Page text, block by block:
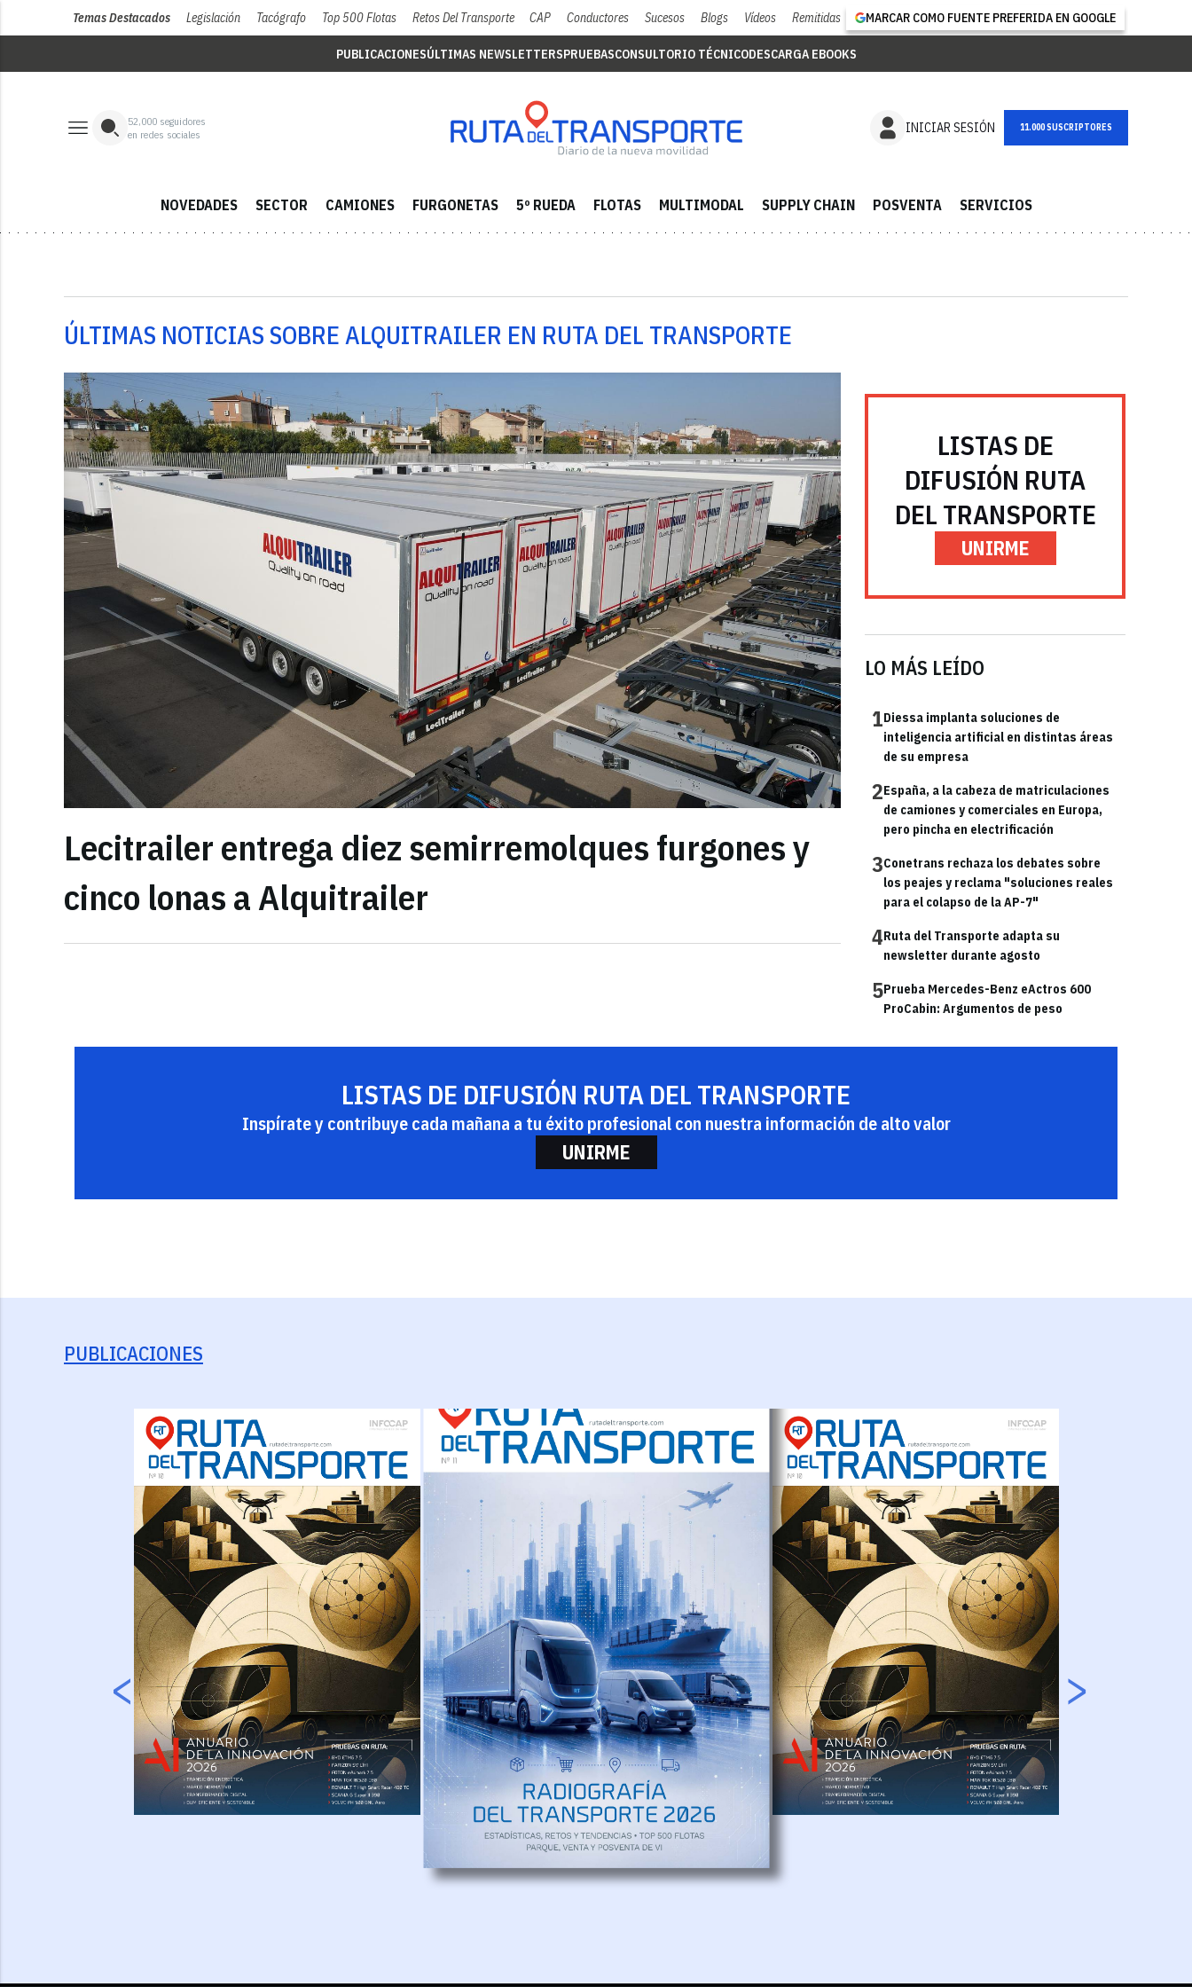
Temas Destacados Legislación Tacógrafo Top 500 Flotas Retos Del Transporte CAP Conductores Sucesos Blogs Vídeos Remitidas MARCAR COMO FUENTE PREFERIDA EN GOOGLE
PUBLICACIONESÚLTIMAS NEWSLETTERSPRUEBASCONSULTORIO TÉCNICODESCARGA EBOOKS
52,000 seguidores
en redes sociales
INICIAR SESIÓN NEWSLETTER
NOVEDADES SECTOR CAMIONES FURGONETAS 5º RUEDA FLOTAS MULTIMODAL SUPPLY CHAIN POSVENTA SERVICIOS
ÚLTIMAS NOTICIAS SOBRE ALQUITRAILER EN RUTA DEL TRANSPORTE
Lecitrailer entrega diez semirremolques furgones y
cinco lonas a Alquitrailer
LISTAS DE
DIFUSIÓN RUTA
DEL TRANSPORTE
UNIRME
LO MÁS LEÍDO
1Diessa implanta soluciones de
inteligencia artificial en distintas áreas
de su empresa
2España, a la cabeza de matriculaciones
de camiones y comerciales en Europa,
pero pincha en electrificación
3Conetrans rechaza los debates sobre
los peajes y reclama "soluciones reales
para el colapso de la AP-7"
4Ruta del Transporte adapta su
newsletter durante agosto
5Prueba Mercedes-Benz eActros 600
ProCabin: Argumentos de peso
LISTAS DE DIFUSIÓN RUTA DEL TRANSPORTE
Inspírate y contribuye cada mañana a tu éxito profesional con nuestra información de alto valor
UNIRME
PUBLICACIONES